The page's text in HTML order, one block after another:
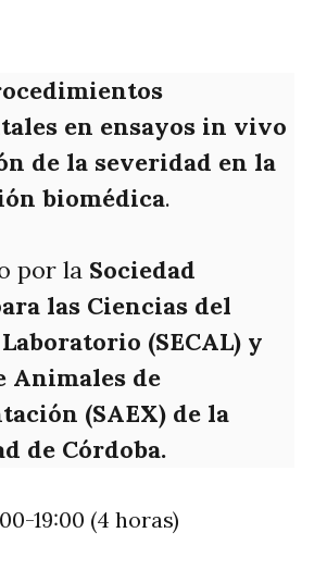
en ensayos in vivo
de la severidad en la
biomédica.
por la Sociedad
las Ciencias del
(SECAL) y
Animales de
(SAEX) de la
de Córdoba.
19:00 (4 horas)